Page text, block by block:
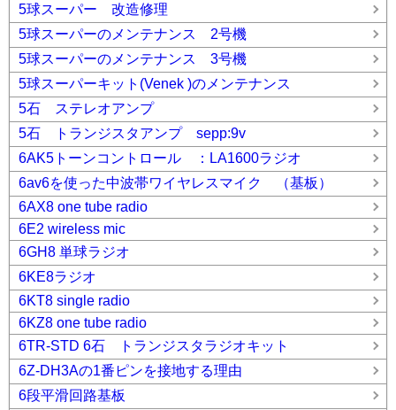
5球スーパー 改造修理
5球スーパーのメンテナンス 2号機
5球スーパーのメンテナンス 3号機
5球スーパーキット(Venek )のメンテナンス
5石 ステレオアンプ
5石 トランジスタアンプ sepp:9v
6AK5トーンコントロール ：LA1600ラジオ
6av6を使った中波帯ワイヤレスマイク （基板）
6AX8 one tube radio
6E2 wireless mic
6GH8 単球ラジオ
6KE8ラジオ
6KT8 single radio
6KZ8 one tube radio
6TR-STD 6石 トランジスタラジオキット
6Z-DH3Aの1番ピンを接地する理由
6段平滑回路基板